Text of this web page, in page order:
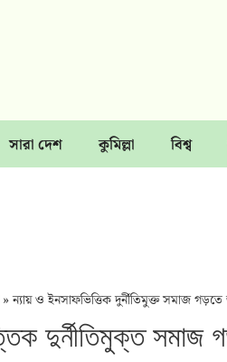
সারা দেশ কুমিল্লা বিশ্ব
»‎ন্যায় ও ইনসাফভিত্তিক দুর্নীতিমুক্ত সমাজ
দুর্নীতিমুক্ত সমাজ